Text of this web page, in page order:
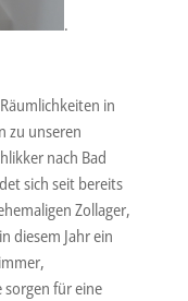
.
in
zu unseren
nach Bad
sich seit bereits
Zollager,
diesem Jahr ein
für eine